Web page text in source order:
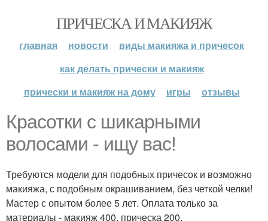
ПРИЧЕСКА И МАКИЯЖ
главная новости
виды макияжа и причесок
как делать прически и макияж
прически и макияж на дому
игры отзывы
Красотки с шикарными
волосами - ищу вас!
Требуются модели для подобных причесок и возможно
макияжа, с подобным окрашиванием, без четкой челки!
Мастер с опытом более 5 лет. Оплата только за
материалы - макияж 400, прическа 200.